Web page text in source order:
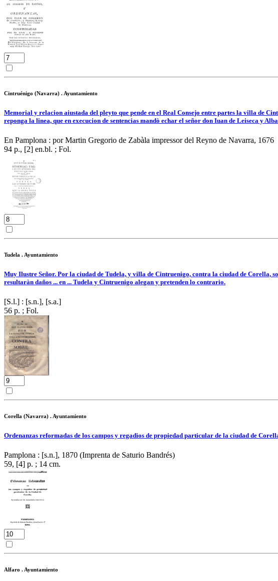
Cintruénigo (Navarra) . Ayuntamiento
Memorial y relacion aiustada del pleyto que pende en el Real Consejo entre partes la villa de
reponga la linea, que en execucion de sentencias mandò echar el señor don Iuan de Leiseca y
En Pamplona : por Martin Gregorio de Zabàla impressor del Reyno de Navarra, 1676
94 p., [2] en.bl. ; Fol.
Tudela . Ayuntamiento
Muy Ilustre Señor. Por la ciudad de Tudela, y villa de Cintruenigo, contra la ciudad de Corella,
resultaràn daños ... en ... Tudela y Cintruenigo alegan y pretenden lo contrario.
[S.l.] : [s.n.], [s.a.]
56 p. ; Fol.
Corella (Navarra) . Ayuntamiento
Ordenanzas reformadas de los campos y regadios de propiedad particular de la ciudad de
Pamplona : [s.n.], 1870 (Imprenta de Saturio Bandrés)
59, [4] p. ; 14 cm.
Alfaro . Ayuntamiento